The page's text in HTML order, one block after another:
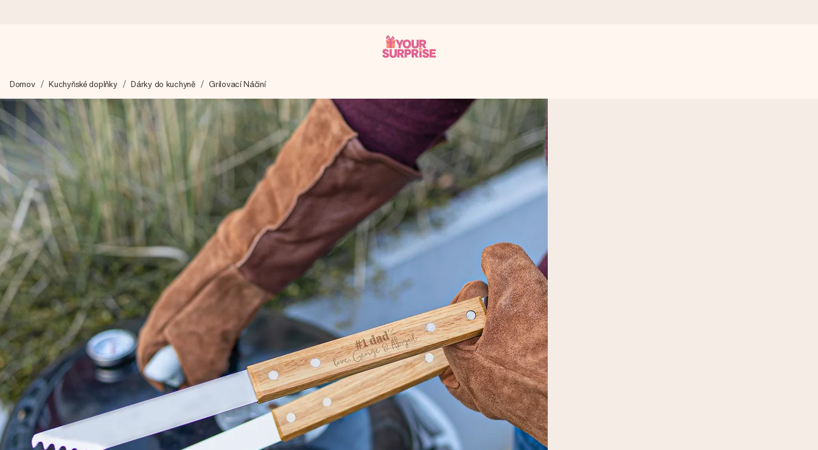
Váš dárek vytvoříme s láskou a bleskově odešleme – abyste ho mohli darovat právě v tu správnou chvíli, kdy na tom nejvíc záleží.
4,8 (na základě +15 000 recenzí)
Naše dárky inspirují. Zákazníci nás na Google Reviews hodnotí známkou 4,8.
Přáníčko zdarma
Vytvořte něco jedinečného během několika kroků – s jejím jménem, vaší fotografií nebo vzkazem, který doopravdy zahřeje u srdce. Žádné zbytečné složitosti, jen spousta lásky pro daný
okamžik.
Domov Kuchyňské doplňky Dárky do kuchyně Grilovací Náčiní